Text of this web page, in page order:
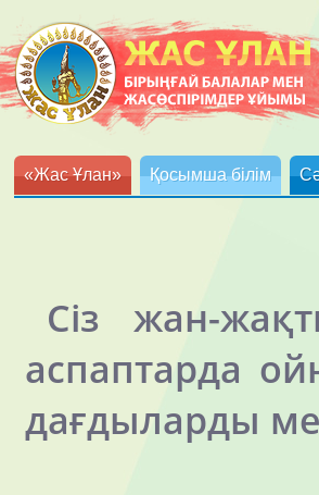
«Жас Ұлан» Қосымша білім
Сіз жан-
аспаптарда
дағдыларды